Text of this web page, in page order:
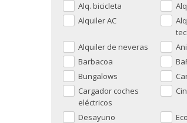
Alq. bicicleta
Alquiler AC
Alquiler de neveras
Barbacoa
Bungalows
Cargador coches
eléctricos
Desayuno